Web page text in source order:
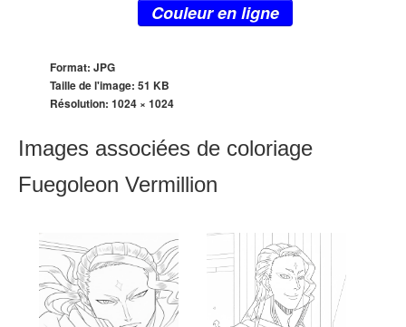
Couleur en ligne
Format: JPG
Taille de l'image: 51 KB
Résolution: 1024 × 1024
Images associées de coloriage
Fuegoleon Vermillion